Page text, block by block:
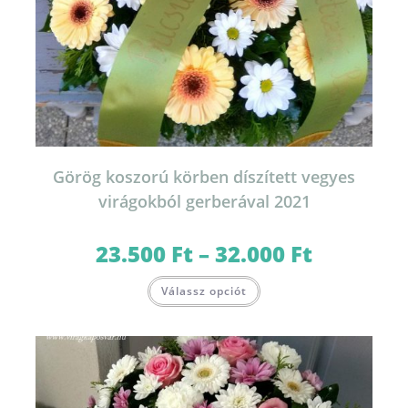
Görög koszorú körben díszített vegyes
virágokból gerberával 2021
23.500 Ft–32.000 Ft23.500 Ft
Válassz opciót a
variációja
van.
A
változatok
a
termékoldalon